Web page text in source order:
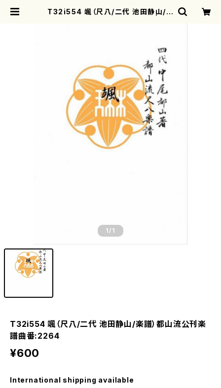
T32i554 颯（尺八/二代 池田静山/楽
1 /1
T32i554 颯（尺八/二代 池田静山/楽譜）都山流公刊楽
譜曲番:2264
¥600
International shipping available